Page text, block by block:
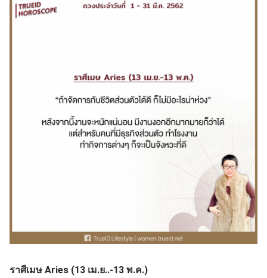
ราศีเมษ Aries (13 เม.ย..-13 พ.ค.)